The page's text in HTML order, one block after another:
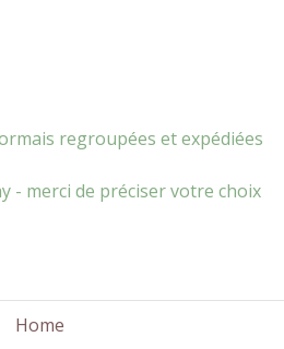
regroupées et expédiées
- merci de préciser votre choix
Home